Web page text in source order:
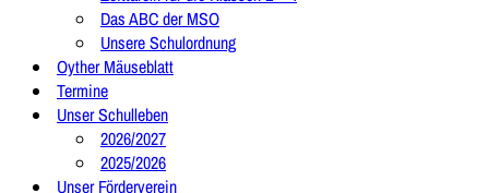
Das ABC der MSO
Unsere Schulordnung
Oyther Mäuseblatt
Termine
Unser Schulleben
2026/2027
2025/2026
Unser Förderverein